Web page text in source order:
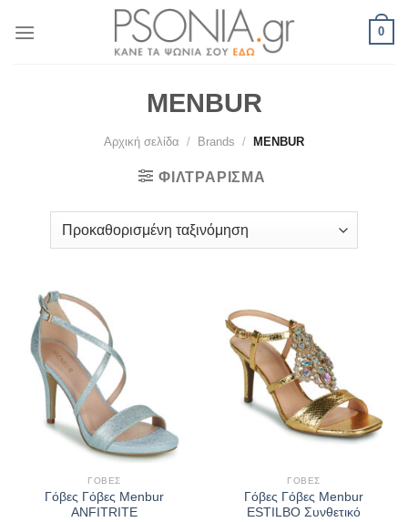
0
MENBUR
Αρχική σελίδα / Brands / MENBUR
ΦΙΛΤΡΆΡΙΣΜΑ
ΓΌΒΕΣ
Γόβες Γόβες Menbur
ANFITRITE
ΓΌΒΕΣ
Γόβες Γόβες Menbur
ESTILBO Συνθετικό